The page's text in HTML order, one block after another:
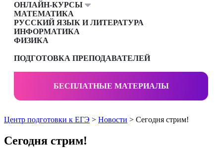
ОНЛАЙН-КУРСЫ
МАТЕМАТИКА
РУССКИЙ ЯЗЫК И ЛИТЕРАТУРА
ИНФОРМАТИКА
ФИЗИКА
ПОДГОТОВКА ПРЕПОДАВАТЕЛЕЙ
БЕСПЛАТНЫЕ МАТЕРИАЛЫ
Центр подготовки к ЕГЭ > Новости > Сегодня стрим!
Сегодня стрим!